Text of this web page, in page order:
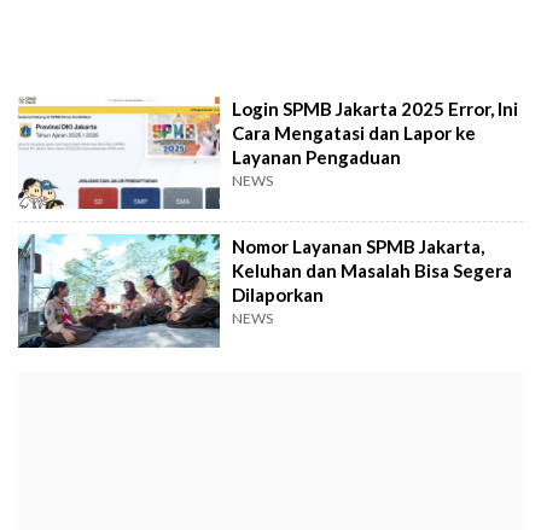
Login SPMB Jakarta 2025 Error, Ini
Cara Mengatasi dan Lapor ke
Layanan Pengaduan
NEWS
Nomor Layanan SPMB Jakarta,
Keluhan dan Masalah Bisa Segera
Dilaporkan
NEWS